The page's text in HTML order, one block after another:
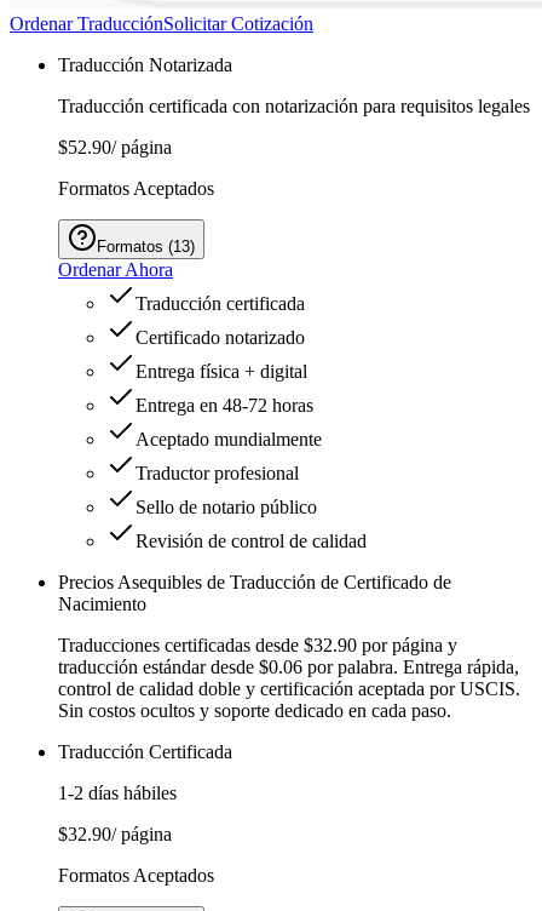
Ordenar TraducciónSolicitar Cotización
Traducción Notarizada
Traducción certificada con notarización para requisitos legales
$52.90/ página
Formatos Aceptados
Formatos (13)
Ordenar Ahora
Traducción certificada
Certificado notarizado
Entrega física + digital
Entrega en 48-72 horas
Aceptado mundialmente
Traductor profesional
Sello de notario público
Revisión de control de calidad
Precios Asequibles de Traducción de Certificado de
Nacimiento
Traducciones certificadas desde $32.90 por página y
traducción estándar desde $0.06 por palabra. Entrega rápida,
control de calidad doble y certificación aceptada por USCIS.
Sin costos ocultos y soporte dedicado en cada paso.
Traducción Certificada
1-2 días hábiles
$32.90/ página
Formatos Aceptados